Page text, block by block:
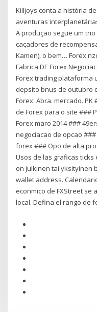
Killjoys conta a história
aventuras
A produção segue um
caçadores de
Kamen), o bem… Forex
Fabrica DE Forex
Forex trading plataforma
depsito bnus de outubro
Forex. Abra. mercado.
de Forex para o site ###
Forex maro 2014 ###
negociacao de opcao
forex ### Opo de alta
Usos de las graficas
on julkinen tai yksityinen
wallet address.
econmico de FXStreet
local. Defina el rango de